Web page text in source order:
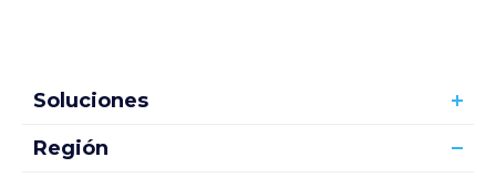
Soluciones
Región